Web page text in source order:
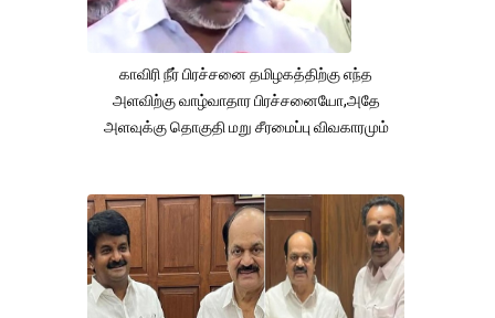
காவிரி நீர் பிரச்சனை தமிழகத்திற்கு எந்த
அளவிற்கு வாழ்வாதார பிரச்சனையோ,அதே
அளவுக்கு தொகுதி மறு சீரமைப்பு விவகாரமும்